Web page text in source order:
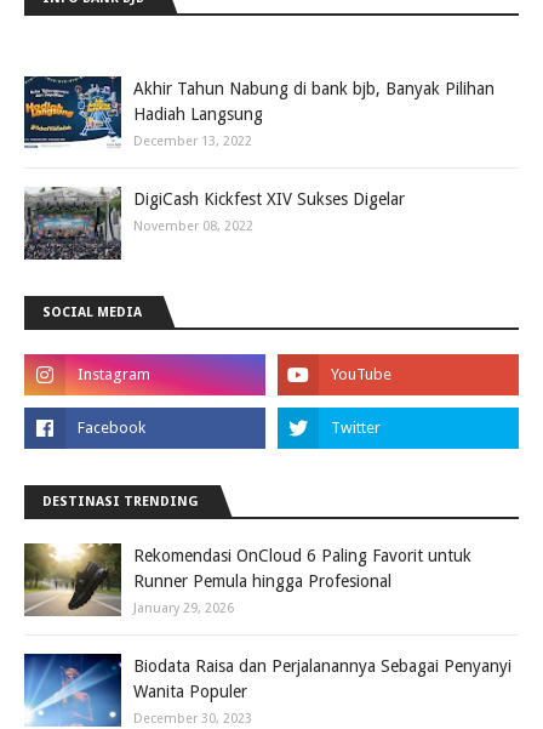
Akhir Tahun Nabung di bank bjb, Banyak Pilihan
Hadiah Langsung
December 13, 2022
DigiCash Kickfest XIV Sukses Digelar
November 08, 2022
SOCIAL MEDIA
DESTINASI TRENDING
Rekomendasi OnCloud 6 Paling Favorit untuk
Runner Pemula hingga Profesional
January 29, 2026
Biodata Raisa dan Perjalanannya Sebagai Penyanyi
Wanita Populer
December 30, 2023